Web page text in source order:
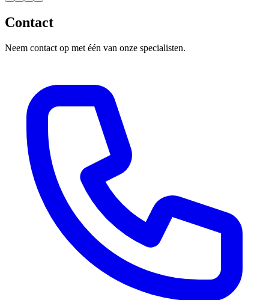
Contact
Neem contact op met één van onze specialisten.